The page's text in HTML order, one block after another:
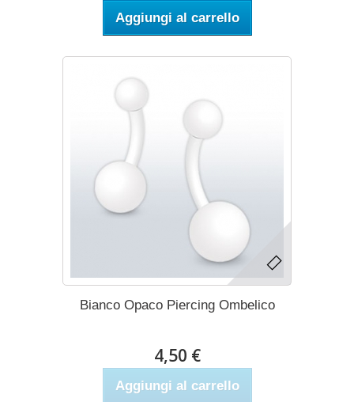
Aggiungi al carrello
Bianco Opaco Piercing Ombelico
4,50 €
Aggiungi al carrello